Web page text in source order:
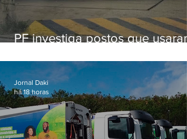
PF investiga postos que usaram
secretário morto em 2020
Jornal Daki
há 18 horas